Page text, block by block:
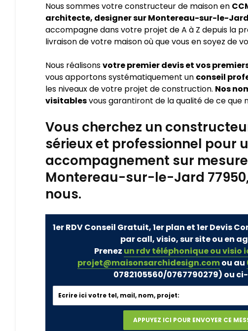
Nous sommes votre constructeur de maison en
architecte, designer sur Montereau-sur-le-Jard
accompagne dans votre projet de A à Z depuis la
livraison de votre maison où que vous en soyez de
Nous réalisonsvotre premier devis et vos
vous apportons systématiquement un conseil
les niveaux de votre projet de construction. Nos
visitablesvous garantiront de la qualité de ce que
Vous cherchez un
sérieux et professionnel pour
accompagnement sur mesure
Montereau-sur-le-Jard
nous.
1er RDV Conseil Gratuit, 1er plan et 1er Devis
par call, visio, sur site ou en
Prenez un rdv téléphonique ou visio
projet@maisonsarchidesign.comou au
0782105560/0767790279) ou